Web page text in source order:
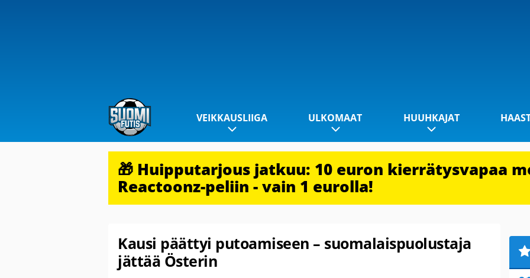
VEIKKAUSLIIGA ULKOMAAT HUUHKAJAT
🎁 Huipputarjous jatkuu: 10 euron kierrätysvapaa
Reactoonz-peliin - vain 1 eurolla!
Kausi päättyi putoamiseen – suomalaispuolustaja
jättää Österin